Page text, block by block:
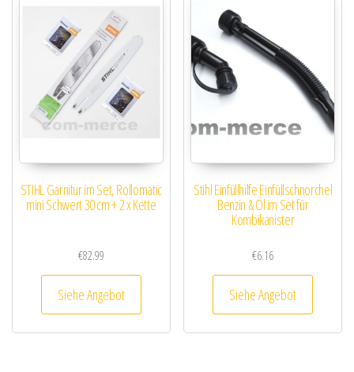
STIHL Garnitur im Set, Rollomatic
mini Schwert 30 cm + 2 x Kette
€82.99
Siehe Angebot
Stihl Einfüllhilfe Einfüllschnorchel
Benzin & Öl im Set für
Kombikanister
€6.16
Siehe Angebot